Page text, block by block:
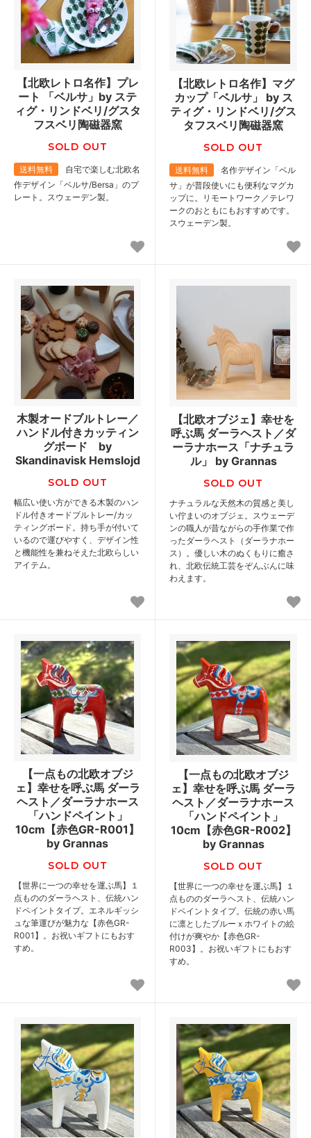
【北欧レトロ名作】プレ
ート 「ベルサ」by ステ
ィグ・リンドベリ/グスタ
フスベリ陶磁器窯
SOLD OUT
送料無料
自宅で楽しむ北欧名
作デザイン「ベルサ/Bersa」のプ
レート。スウェーデン製。
【北欧レトロ名作】マグ
カップ「ベルサ」 by ス
ティグ・リンドベリ/グス
タフスベリ陶磁器窯
SOLD OUT
送料無料
名作デザイン「ベル
サ」が普段使いにも便利なマグカ
ップに。リモートワーク／テレワ
ークのおともにもおすすめです。
スウェーデン製。
木製オードブルトレー／
ハンドル付きカッティン
グボード by
Skandinavisk Hemslojd
SOLD OUT
幅広い使い方ができる木製のハン
ドル付きオードブルトレー/カッ
ティングボード。持ち手が付いて
いるので運びやすく、デザイン性
と機能性を兼ねそえた北欧らしい
アイテム。
【北欧オブジェ】幸せを
呼ぶ馬 ダーラヘスト／ダ
ーラナホース「ナチュラ
ル」 by Grannas
SOLD OUT
ナチュラルな天然木の質感と美し
い佇まいのオブジェ。スウェーデ
ンの職人が昔ながらの手作業で作
ったダーラヘスト（ダーラナホー
ス）。優しい木のぬくもりに癒さ
れ、北欧伝統工芸をぞんぶんに味
わえます。
【一点もの北欧オブジ
ェ】幸せを呼ぶ馬 ダーラ
ヘスト／ダーラナホース
「ハンドペイント」
10cm【赤色GR-R001】
by Grannas
SOLD OUT
【世界に一つの幸せを運ぶ馬】１
点もののダーラヘスト、伝統ハン
ドペイントタイプ。エネルギッシ
ュな筆運びが魅力な【赤色GR-
R001】。お祝いギフトにもおす
すめ。
【一点もの北欧オブジ
ェ】幸せを呼ぶ馬 ダーラ
ヘスト／ダーラナホース
「ハンドペイント」
10cm【赤色GR-R002】
by Grannas
SOLD OUT
【世界に一つの幸せを運ぶ馬】１
点もののダーラヘスト、伝統ハン
ドペイントタイプ。伝統の赤い馬
に凛としたブルーｘホワイトの絵
付けが爽やか【赤色GR-
R003】。お祝いギフトにもおす
すめ。